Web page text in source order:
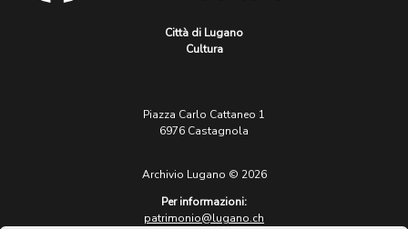
Città di Lugano
Cultura
Piazza Carlo Cattaneo 1
6976 Castagnola
Archivio Lugano © 2026
Per informazioni:
patrimonio@lugano.ch